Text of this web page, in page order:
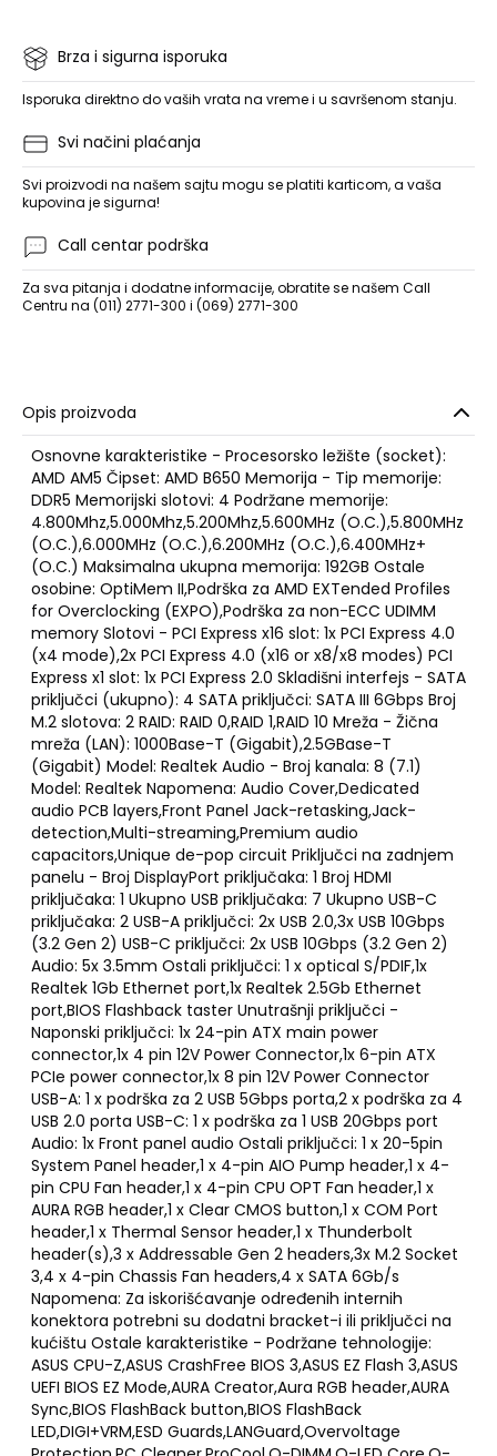
Brza i sigurna isporuka
Isporuka direktno do vaših vrata na vreme i u savršenom stanju.
Svi načini plaćanja
Svi proizvodi na našem sajtu mogu se platiti karticom, a vaša
kupovina je sigurna!
Call centar podrška
Za sva pitanja i dodatne informacije, obratite se našem Call
Centru na (011) 2771-300 i (069) 2771-300
Opis proizvoda
Osnovne karakteristike - Procesorsko ležište (socket):
AMD AM5 Čipset: AMD B650 Memorija - Tip memorije:
DDR5 Memorijski slotovi: 4 Podržane memorije:
4.800Mhz,5.000Mhz,5.200Mhz,5.600MHz (O.C.),5.800MHz
(O.C.),6.000MHz (O.C.),6.200MHz (O.C.),6.400MHz+
(O.C.) Maksimalna ukupna memorija: 192GB Ostale
osobine: OptiMem II,Podrška za AMD EXTended Profiles
for Overclocking (EXPO),Podrška za non-ECC UDIMM
memory Slotovi - PCI Express x16 slot: 1x PCI Express 4.0
(x4 mode),2x PCI Express 4.0 (x16 or x8/x8 modes) PCI
Express x1 slot: 1x PCI Express 2.0 Skladišni interfejs - SATA
priključci (ukupno): 4 SATA priključci: SATA III 6Gbps Broj
M.2 slotova: 2 RAID: RAID 0,RAID 1,RAID 10 Mreža - Žična
mreža (LAN): 1000Base-T (Gigabit),2.5GBase-T
(Gigabit) Model: Realtek Audio - Broj kanala: 8 (7.1)
Model: Realtek Napomena: Audio Cover,Dedicated
audio PCB layers,Front Panel Jack-retasking,Jack-
detection,Multi-streaming,Premium audio
capacitors,Unique de-pop circuit Priključci na zadnjem
panelu - Broj DisplayPort priključaka: 1 Broj HDMI
priključaka: 1 Ukupno USB priključaka: 7 Ukupno USB-C
priključaka: 2 USB-A priključci: 2x USB 2.0,3x USB 10Gbps
(3.2 Gen 2) USB-C priključci: 2x USB 10Gbps (3.2 Gen 2)
Audio: 5x 3.5mm Ostali priključci: 1 x optical S/PDIF,1x
Realtek 1Gb Ethernet port,1x Realtek 2.5Gb Ethernet
port,BIOS Flashback taster Unutrašnji priključci -
Naponski priključci: 1x 24-pin ATX main power
connector,1x 4 pin 12V Power Connector,1x 6-pin ATX
PCIe power connector,1x 8 pin 12V Power Connector
USB-A: 1 x podrška za 2 USB 5Gbps porta,2 x podrška za 4
USB 2.0 porta USB-C: 1 x podrška za 1 USB 20Gbps port
Audio: 1x Front panel audio Ostali priključci: 1 x 20-5pin
System Panel header,1 x 4-pin AIO Pump header,1 x 4-
pin CPU Fan header,1 x 4-pin CPU OPT Fan header,1 x
AURA RGB header,1 x Clear CMOS button,1 x COM Port
header,1 x Thermal Sensor header,1 x Thunderbolt
header(s),3 x Addressable Gen 2 headers,3x M.2 Socket
3,4 x 4-pin Chassis Fan headers,4 x SATA 6Gb/s
Napomena: Za iskorišćavanje određenih internih
konektora potrebni su dodatni bracket-i ili priključci na
kućištu Ostale karakteristike - Podržane tehnologije:
ASUS CPU-Z,ASUS CrashFree BIOS 3,ASUS EZ Flash 3,ASUS
UEFI BIOS EZ Mode,AURA Creator,Aura RGB header,AURA
Sync,BIOS FlashBack button,BIOS FlashBack
LED,DIGI+VRM,ESD Guards,LANGuard,Overvoltage